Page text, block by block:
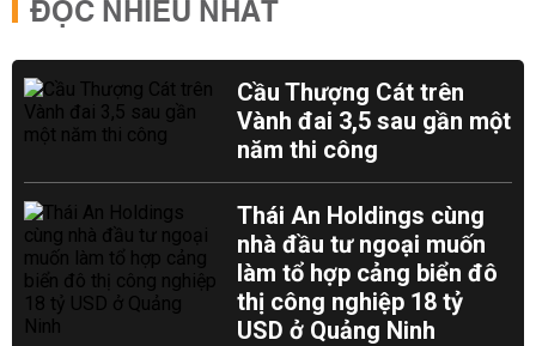
ĐỌC NHIỀU NHẤT
Cầu Thượng Cát trên
Vành đai 3,5 sau gần một
năm thi công
Thái An Holdings cùng
nhà đầu tư ngoại muốn
làm tổ hợp cảng biển đô
thị công nghiệp 18 tỷ
USD ở Quảng Ninh